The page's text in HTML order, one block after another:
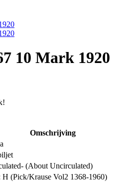
10 Mark 1920
Omschrijving
(About Uncirculated)
H (Pick/Krause Vol2 1368-1960)